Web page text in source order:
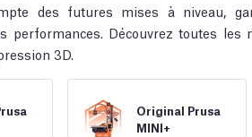
des futures mises à niveau,
Découvrez toutes les
3D.
Original Prusa
MINI+